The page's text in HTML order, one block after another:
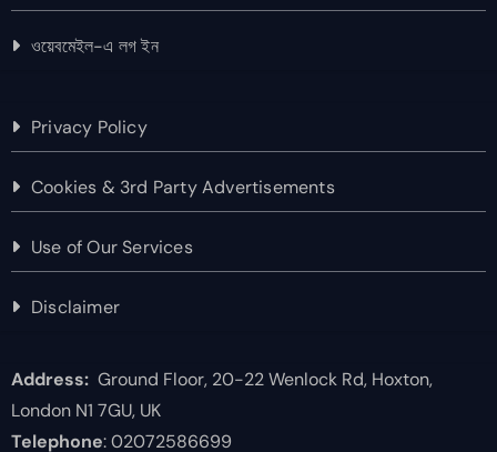
ওয়েবমেইল-এ লগ ইন
Privacy Policy
Cookies & 3rd Party Advertisements
Use of Our Services
Disclaimer
Address:Ground Floor, 20-22 Wenlock Rd, Hoxton,
London N1 7GU, UK
Telephone: 02072586699